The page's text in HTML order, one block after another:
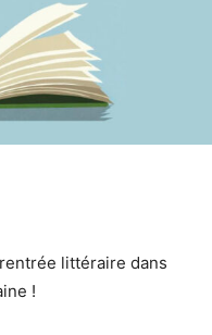
littéraire dans
!